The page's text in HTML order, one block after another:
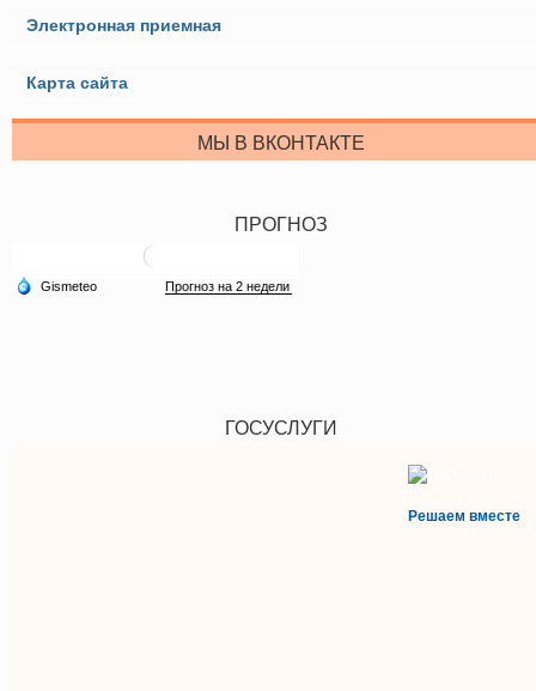
Электронная приемная
Карта сайта
МЫ В ВКОНТАКТЕ
ПРОГНОЗ
ГОСУСЛУГИ
Решаем вместе